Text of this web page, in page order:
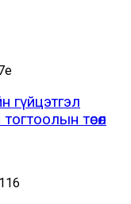
гүйцэтгэл
төсөл